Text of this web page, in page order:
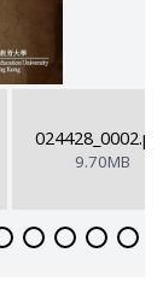
9.70MB